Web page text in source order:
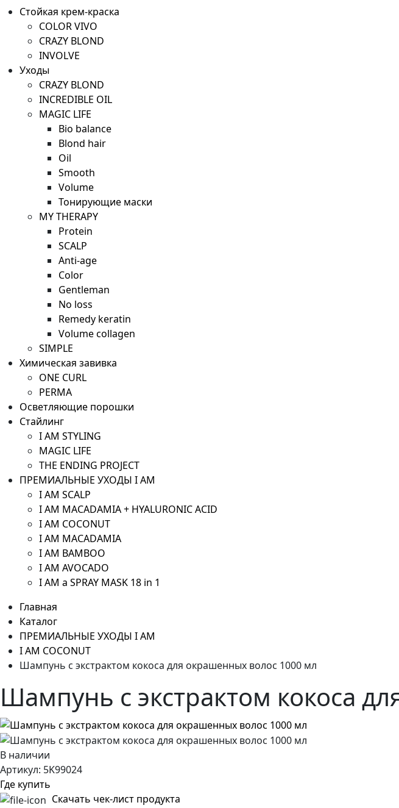
Стойкая крем-краска
COLOR VIVO
CRAZY BLOND
INVOLVE
Уходы
CRAZY BLOND
INCREDIBLE OIL
MAGIC LIFE
Bio balance
Blond hair
Oil
Smooth
Volume
Тонирующие маски
MY THERAPY
Protein
SCALP
Anti-age
Color
Gentleman
No loss
Remedy keratin
Volume collagen
SIMPLE
Химическая завивка
ONE CURL
PERMA
Осветляющие порошки
Стайлинг
I AM STYLING
MAGIC LIFE
THE ENDING PROJECT
ПРЕМИАЛЬНЫЕ УХОДЫ I AM
I AM SCALP
I AM MACADAMIA + HYALURONIC ACID
I AM COCONUT
I AM MACADAMIA
I AM BAMBOO
I AM AVOCADO
I AM a SPRAY MASK 18 in 1
Главная
Каталог
ПРЕМИАЛЬНЫЕ УХОДЫ I AM
I AM COCONUT
Шампунь с экстрактом кокоса для окрашенных волос 1000 мл
Шампунь с экстрактом кокоса
В наличии
Артикул: 5K99024
Где купить
Скачать чек-лист продукта